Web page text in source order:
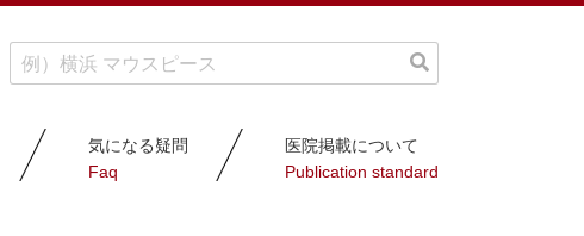
気になる疑問
Faq
医院掲載について
Publication standard